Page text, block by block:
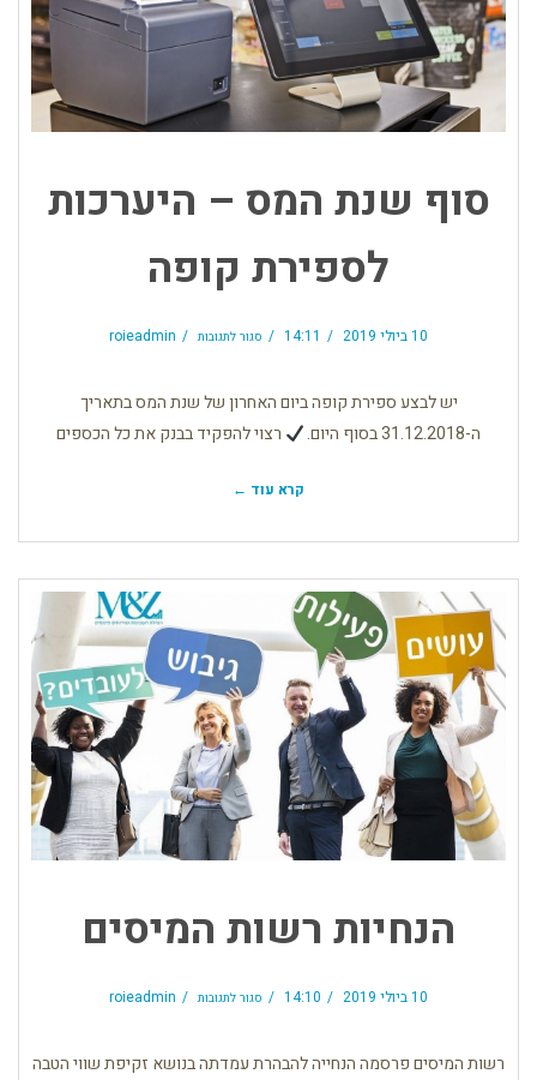
סוף שנת המס – היערכות
לספירת קופה
10 ביולי 2019 14:11 סגור לתגובות סוף
שנת roieadmin
יש לבצע ספירת קופה ביום האחרון של שנת המס בתאריך
ה-31.12.2018 בסוף היום.
רצוי להפקיד בבנק את כל הכספים
קרא עוד ←
הנחיות רשות המיסים
10 ביולי 2019 14:10 סגור לתגובות הנחיות
רשותroieadmin
רשות המיסים פרסמה הנחייה להבהרת עמדתה בנושא זקיפת שווי הטבה